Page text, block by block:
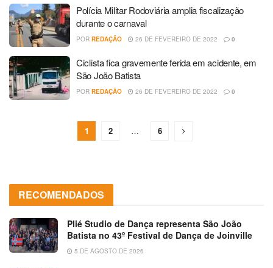
Polícia Militar Rodoviária amplia fiscalização
durante o carnaval
POR REDAÇÃO 26 DE FEVEREIRO DE 2022 0
Ciclista fica gravemente ferida em acidente, em
São João Batista
POR REDAÇÃO 26 DE FEVEREIRO DE 2022 0
1 2 … 6
RECOMENDADOS
Plié Studio de Dança representa São João
Batista no 43º Festival de Dança de Joinville
5 DE AGOSTO DE 2026